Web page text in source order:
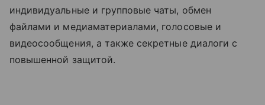
индивидуальные и групповые чаты, обмен
файлами и медиаматериалами, голосовые и
видеосообщения, а также секретные диалоги с
повышенной защитой.